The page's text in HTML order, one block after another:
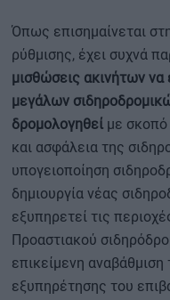
Όπως επισημαίνεται
ρύθμισης, έχει συχνά
μισθώσεις ακινήτων
μεγάλων
δρομολογηθεί με σκοπό
και ασφάλεια της
υπογειοποίηση
δημιουργία νέας
εξυπηρετεί τις
Προαστιακού
επικείμενη
εξυπηρέτησης του